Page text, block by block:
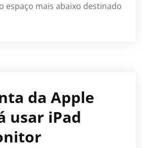
espaço mais abaixo destinado
da Apple
usar iPad